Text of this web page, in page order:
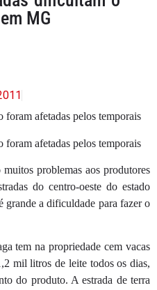
MG
foram afetadas pelos temporais
foram afetadas pelos temporais
problemas aos produtores
do centro-oeste do estado
grande a dificuldade para fazer o
tem na propriedade cem vacas
mil litros de leite todos os dias,
do produto. A estrada de terra